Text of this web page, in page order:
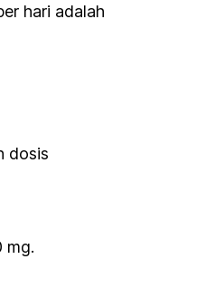
hari adalah
dosis
mg.